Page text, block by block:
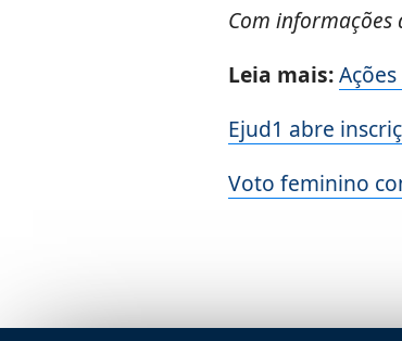
Com
Leia mais:
Ejud1 abre
Voto feminino